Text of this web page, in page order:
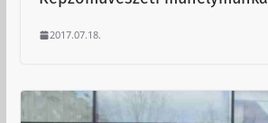
2017.07.18.